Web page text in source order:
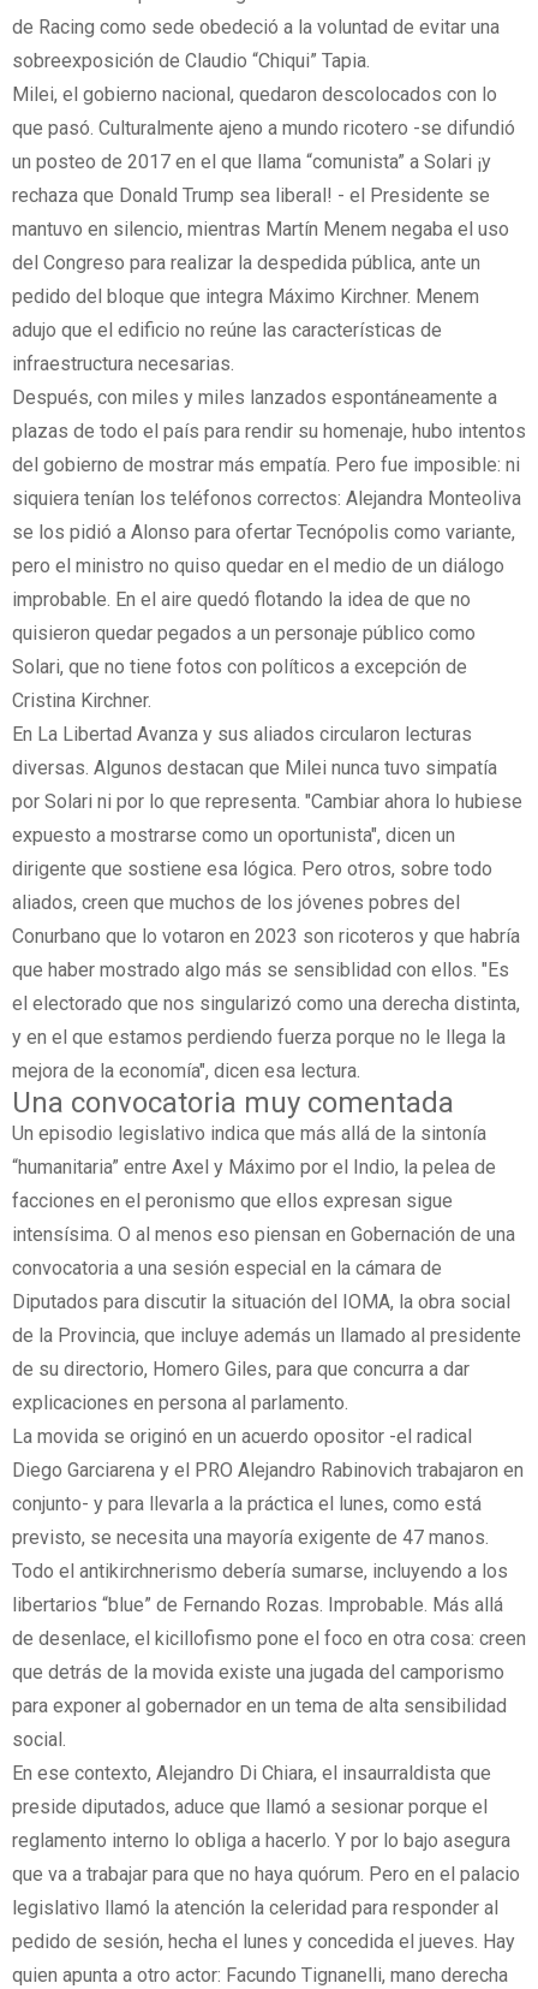
de Racing como sede obedeció a la voluntad de evitar una
sobreexposición de Claudio “Chiqui” Tapia.
Milei, el gobierno nacional, quedaron descolocados con lo
que pasó. Culturalmente ajeno a mundo ricotero -se difundió
un posteo de 2017 en el que llama “comunista” a Solari ¡y
rechaza que Donald Trump sea liberal! - el Presidente se
mantuvo en silencio, mientras Martín Menem negaba el uso
del Congreso para realizar la despedida pública, ante un
pedido del bloque que integra Máximo Kirchner. Menem
adujo que el edificio no reúne las características de
infraestructura necesarias.
Después, con miles y miles lanzados espontáneamente a
plazas de todo el país para rendir su homenaje, hubo intentos
del gobierno de mostrar más empatía. Pero fue imposible: ni
siquiera tenían los teléfonos correctos: Alejandra Monteoliva
se los pidió a Alonso para ofertar Tecnópolis como variante,
pero el ministro no quiso quedar en el medio de un diálogo
improbable. En el aire quedó flotando la idea de que no
quisieron quedar pegados a un personaje público como
Solari, que no tiene fotos con políticos a excepción de
Cristina Kirchner.
En La Libertad Avanza y sus aliados circularon lecturas
diversas. Algunos destacan que Milei nunca tuvo simpatía
por Solari ni por lo que representa. "Cambiar ahora lo hubiese
expuesto a mostrarse como un oportunista", dicen un
dirigente que sostiene esa lógica. Pero otros, sobre todo
aliados, creen que muchos de los jóvenes pobres del
Conurbano que lo votaron en 2023 son ricoteros y que habría
que haber mostrado algo más se sensiblidad con ellos. "Es
el electorado que nos singularizó como una derecha distinta,
y en el que estamos perdiendo fuerza porque no le llega la
mejora de la economía", dicen esa lectura.
Una convocatoria muy comentada
Un episodio legislativo indica que más allá de la sintonía
“humanitaria” entre Axel y Máximo por el Indio, la pelea de
facciones en el peronismo que ellos expresan sigue
intensísima. O al menos eso piensan en Gobernación de una
convocatoria a una sesión especial en la cámara de
Diputados para discutir la situación del IOMA, la obra social
de la Provincia, que incluye además un llamado al presidente
de su directorio, Homero Giles, para que concurra a dar
explicaciones en persona al parlamento.
La movida se originó en un acuerdo opositor -el radical
Diego Garciarena y el PRO Alejandro Rabinovich trabajaron en
conjunto- y para llevarla a la práctica el lunes, como está
previsto, se necesita una mayoría exigente de 47 manos.
Todo el antikirchnerismo debería sumarse, incluyendo a los
libertarios “blue” de Fernando Rozas. Improbable. Más allá
de desenlace, el kicillofismo pone el foco en otra cosa: creen
que detrás de la movida existe una jugada del camporismo
para exponer al gobernador en un tema de alta sensibilidad
social.
En ese contexto, Alejandro Di Chiara, el insaurraldista que
preside diputados, aduce que llamó a sesionar porque el
reglamento interno lo obliga a hacerlo. Y por lo bajo asegura
que va a trabajar para que no haya quórum. Pero en el palacio
legislativo llamó la atención la celeridad para responder al
pedido de sesión, hecha el lunes y concedida el jueves. Hay
quien apunta a otro actor: Facundo Tignanelli, mano derecha